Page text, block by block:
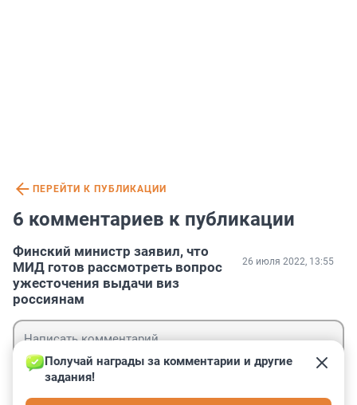
ПЕРЕЙТИ К ПУБЛИКАЦИИ
6 комментариев к публикации
Финский министр заявил, что
МИД готов рассмотреть вопрос
ужесточения выдачи виз
россиянам
26 июля 2022, 13:55
Получай награды за комментарии и другие
задания!